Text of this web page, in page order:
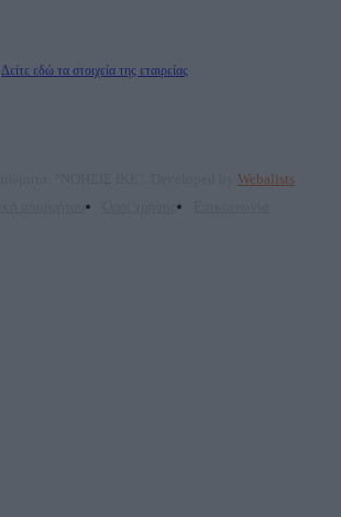
Δείτε εδώ τα στοιχεία της εταιρείας
Webalists